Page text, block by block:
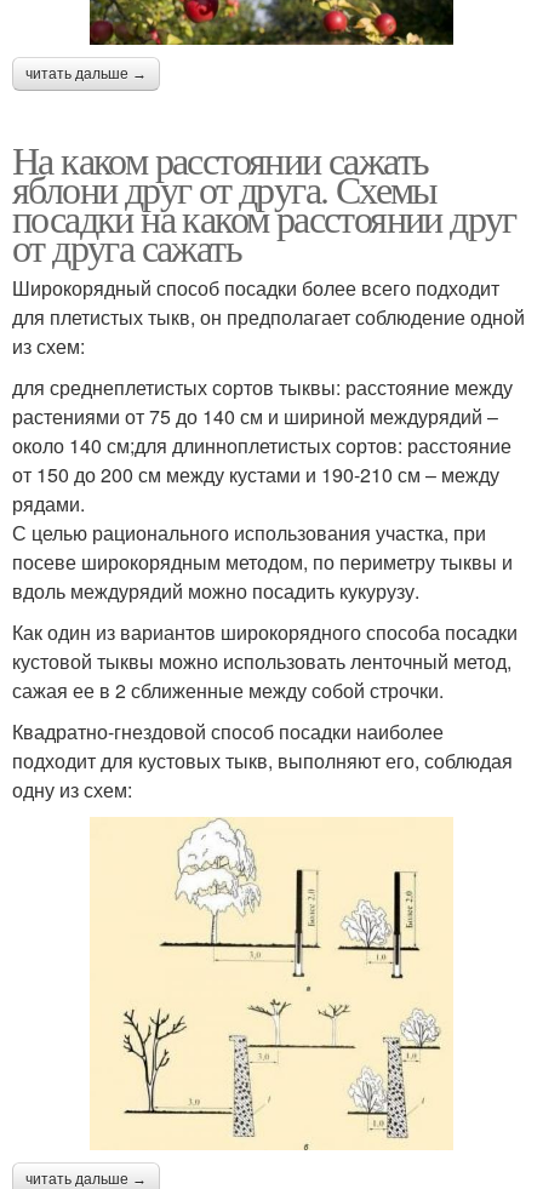
читать дальше →
На каком расстоянии сажать
яблони друг от друга. Схемы
посадки на каком расстоянии друг
от друга сажать
Широкорядный способ посадки более всего подходит
для плетистых тыкв, он предполагает соблюдение одной
из схем:
для среднеплетистых сортов тыквы: расстояние между
растениями от 75 до 140 см и шириной междурядий –
около 140 см;для длинноплетистых сортов: расстояние
от 150 до 200 см между кустами и 190-210 см – между
рядами.
С целью рационального использования участка, при
посеве широкорядным методом, по периметру тыквы и
вдоль междурядий можно посадить кукурузу.
Как один из вариантов широкорядного способа посадки
кустовой тыквы можно использовать ленточный метод,
сажая ее в 2 сближенные между собой строчки.
Квадратно-гнездовой способ посадки наиболее
подходит для кустовых тыкв, выполняют его, соблюдая
одну из схем:
читать дальше →